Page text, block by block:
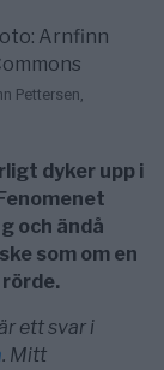
Pettersen,
dyker upp i
och ändå
som om en
ett svar i
. Mitt